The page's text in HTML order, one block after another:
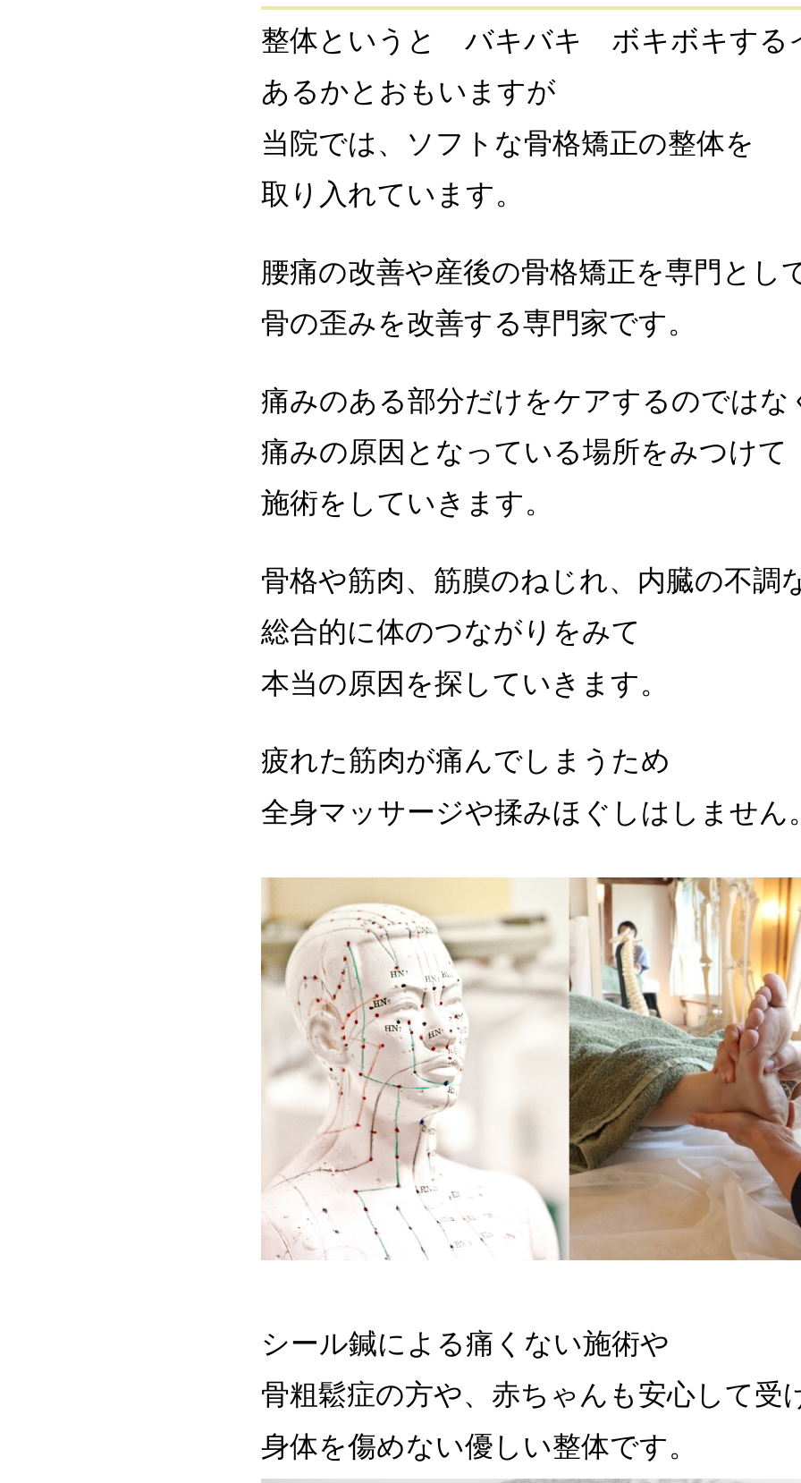
整体というと バキバキ ボキボキする
あるかとおもいますが
当院では、ソフトな骨格矯正の整体を
取り入れています。
腰痛の改善や産後の骨格矯正を専門とし
骨の歪みを改善する専門家です。
痛みのある部分だけをケアするのではな
痛みの原因となっている場所をみつけて
施術をしていきます。
骨格や筋肉、筋膜のねじれ、内臓の不調
総合的に体のつながりをみて
本当の原因を探していきます。
疲れた筋肉が痛んでしまうため
全身マッサージや揉みほぐしはしません
シール鍼による痛くない施術や
骨粗鬆症の方や、赤ちゃんも安心して受
身体を傷めない優しい整体です。